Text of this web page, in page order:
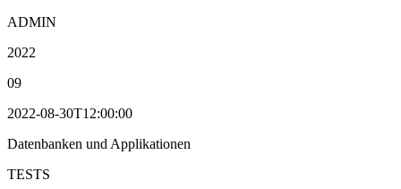
ADMIN
2022
09
2022-08-30T12:00:00
Datenbanken und Applikationen
TESTS